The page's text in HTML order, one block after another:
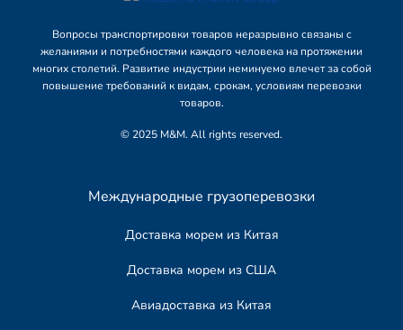
Вопросы транспортировки товаров неразрывно связаны с
желаниями и потребностями каждого человека на протяжении
многих столетий. Развитие индустрии неминуемо влечет за собой
повышение требований к видам, срокам, условиям перевозки
товаров.
© 2025 M&M. All rights reserved.
Международные грузоперевозки
Доставка морем из Китая
Доставка морем из США
Авиадоставка из Китая